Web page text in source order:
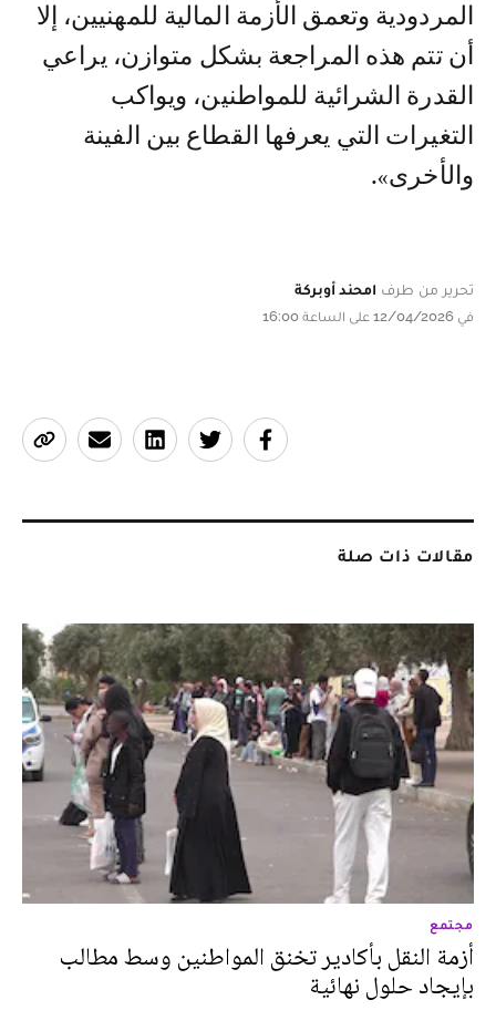
المردودية وتعمق الأزمة المالية للمهنيين، إلا
أن تتم هذه المراجعة بشكل متوازن، يراعي
القدرة الشرائية للمواطنين، ويواكب
التغيرات التي يعرفها القطاع بين الفينة
والأخرى».
تحرير من طرف امحند أوبركة
في 12/04/2026 على الساعة 16:00
مقالات ذات صلة
مجتمع
أزمة النقل بأكادير تخنق المواطنين وسط مطالب
بإيجاد حلول نهائية